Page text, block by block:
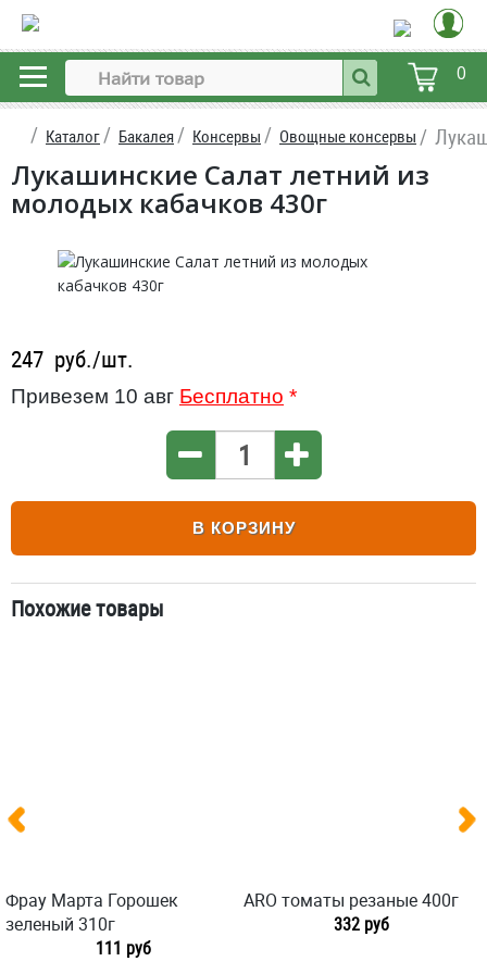
0
Каталог Бакалея Консервы Овощные консервы
Лукашинские Салат летний из
молодых кабачков 430г
247 руб./шт.
Привезем 10 авг Бесплатно *
В КОРЗИНУ
Похожие товары
Фрау Марта Горошек
зеленый 310г
111 руб
ARO томаты резаные 400г
332 руб